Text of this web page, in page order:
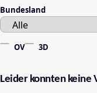
Bundesland
OV 3D
Leider konnten keine